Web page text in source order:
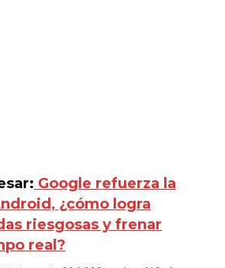
Google refuerza la
¿cómo logra
riesgosas y frenar
real?